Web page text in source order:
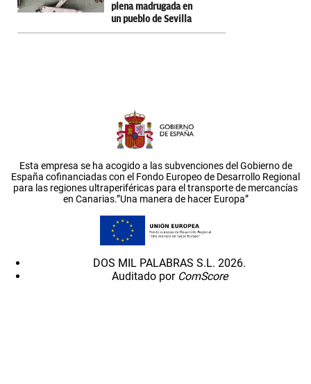
plena madrugada en
un pueblo de Sevilla
Esta empresa se ha acogido a las subvenciones del Gobierno de
España cofinanciadas con el Fondo Europeo de Desarrollo Regional
para las regiones ultraperiféricas para el transporte de mercancías
en Canarias.”Una manera de hacer Europa”
DOS MIL PALABRAS S.L. 2026.
Auditado por ComScore